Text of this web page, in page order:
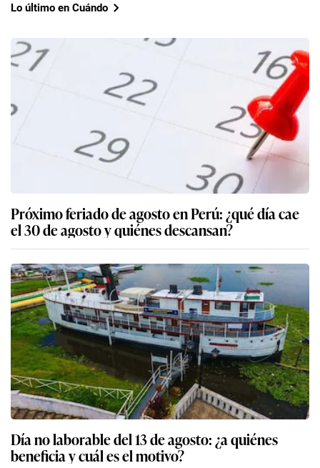
Lo último en Cuándo
Próximo feriado de agosto en Perú: ¿qué día cae
el 30 de agosto y quiénes descansan?
Día no laborable del 13 de agosto: ¿a quiénes
beneficia y cuál es el motivo?